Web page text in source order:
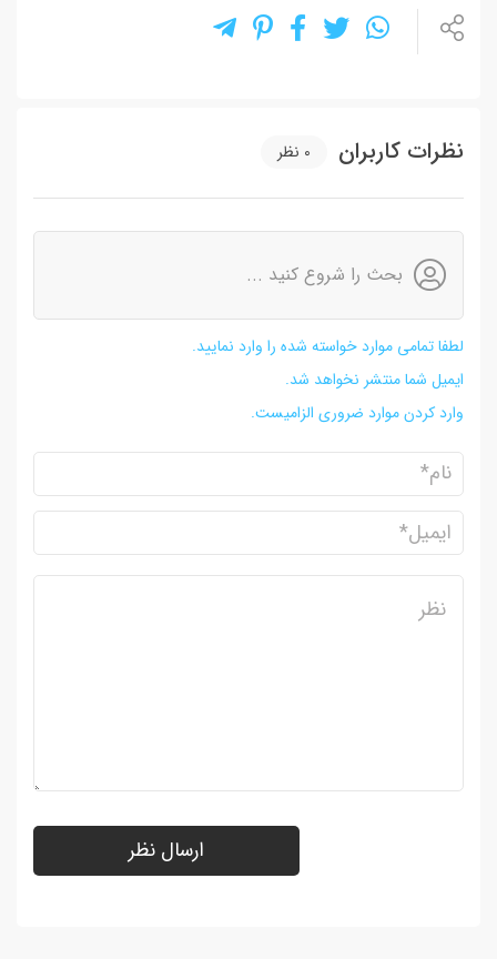
نظرات کاربران 0 نظر
بحث را شروع کنید ...
لطفا تمامی موارد خواسته شده را وارد نمایید.
ایمیل شما منتشر نخواهد شد.
وارد کردن موارد ضروری الزامیست.